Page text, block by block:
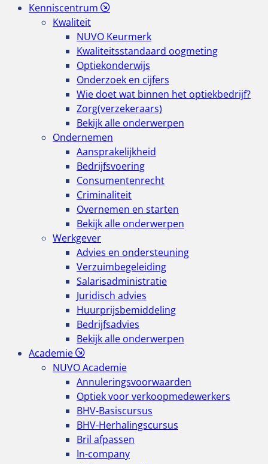
Kenniscentrum
Kwaliteit
NUVO Keurmerk
Kwaliteitsstandaard oogmeting
Optiekonderwijs
Onderzoek en cijfers
Wie doet wat binnen het optiekbedrijf?
Zorg(verzekeraars)
Bekijk alle onderwerpen
Ondernemen
Aansprakelijkheid
Bedrijfsvoering
Consumentenrecht
Criminaliteit
Overnemen en starten
Bekijk alle onderwerpen
Werkgever
Advies en ondersteuning
Verzuimbegeleiding
Salarisadministratie
Juridisch advies
Huurprijsbemiddeling
Bedrijfsadvies
Bekijk alle onderwerpen
Academie
NUVO Academie
Annuleringsvoorwaarden
Optiek voor verkoopmedewerkers
BHV-Basiscursus
BHV-Herhalingscursus
Bril afpassen
In-company